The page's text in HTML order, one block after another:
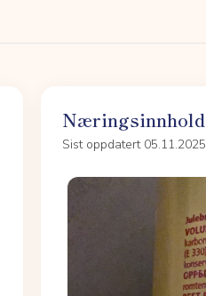
Næringsinnhold
Sist oppdatert 05.11.2025